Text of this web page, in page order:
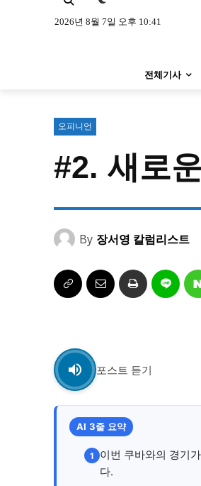
시
지역 & 글
서울전역
스토어
시
지역 & 글
서울전역
스토어
2026년 8월 7일 오후 10:41
전체기사
오피니언
#2. 새로
By 장서영 칼럼리스트
포스트 듣기
AI 3줄 요약
1
이번 쿠바와의 경기
다.